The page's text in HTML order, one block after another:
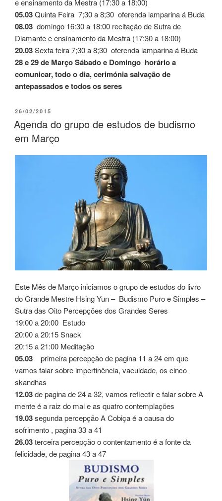
e ensinamento da Mestra (17:30 a 18:00)
05.03Quinta Feira 7;30 a 8;30 oferenda lamparina á Buda
08.03 domingo 16:30 a 18:00 recitação de Sutra de
Diamante e ensinamento da Mestra (17:30 a 18:00)
20.03Sexta feira 7;30 a 8;30 oferenda lamparina á Buda
28 e 29 de Março Sábado e Domingo horário a
comunicar, todo o dia, cerimónia salvação de
antepassados e todos os seres
26/02/2015
Agenda do grupo de estudos de budismo
em Março
Este Mês de Março iniciamos o grupo de estudos do livro
do Grande Mestre Hsing Yun – Budismo Puro e Simples –
Sutra das Oito Percepções dos Grandes Seres
19:00 a 20:00 Estudo
20:00 a 20:15 Snack
20:15 a 21:00 Meditação
05.03 primeira percepção de pagina 11 a 24 em que
vamos falar sobre impertinência, vacuidade, os cinco
skandhas
12.03de pagina de 24 a 32, vamos reflectir e falar sobre A
mente é a raiz do mal e as quatro contemplações
19.03segunda percepção A Cobiça é a causa do
sofrimento , pagina 33 a 41
26.03terceira percepção o contentamento é a fonte da
felicidade, de pagina 43 a 47